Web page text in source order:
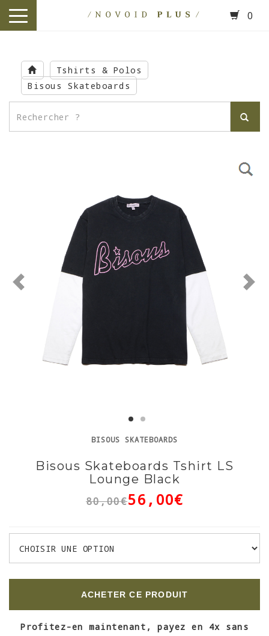
main
content
toggle
0
Tshirts & Polos
Bisous Skateboards
BISOUS SKATEBOARDS
Bisous Skateboards Tshirt LS
Lounge Black
80,00€56,00€
ACHETER CE PRODUIT
Profitez-en maintenant, payez en 4x sans